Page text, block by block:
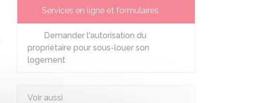
Services en ligne et formulaires
Demander l'autorisation du
propriétaire pour sous-louer son
logement
Voir aussi